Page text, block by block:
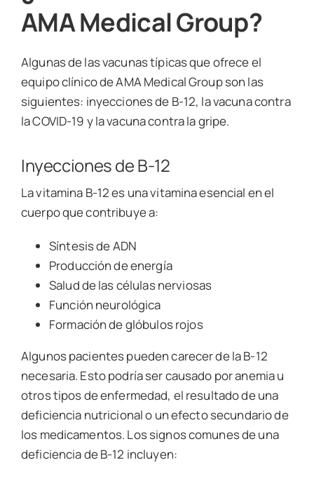
AMA Medical Group?
Algunas de las vacunas típicas que ofrece el
equipo clínico de AMA Medical Group son las
siguientes: inyecciones de B-12, la vacuna contra
la COVID-19 y la vacuna contra la gripe.
Inyecciones de B-12
La vitamina B-12 es una vitamina esencial en el
cuerpo que contribuye a:
Síntesis de ADN
Producción de energía
Salud de las células nerviosas
Función neurológica
Formación de glóbulos rojos
Algunos pacientes pueden carecer de la B-12
necesaria. Esto podría ser causado por anemia u
otros tipos de enfermedad, el resultado de una
deficiencia nutricional o un efecto secundario de
los medicamentos. Los signos comunes de una
deficiencia de B-12 incluyen: